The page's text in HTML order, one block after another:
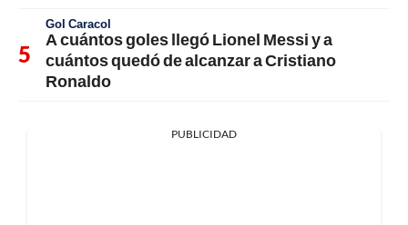
Gol Caracol
A cuántos goles llegó Lionel Messi y a
cuántos quedó de alcanzar a Cristiano
Ronaldo
PUBLICIDAD